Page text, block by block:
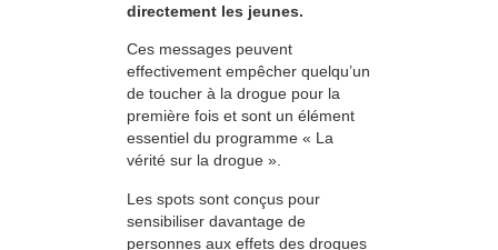
directement les jeunes.
Ces messages peuvent
effectivement empêcher quelqu’un
de toucher à la drogue pour la
première fois et sont un élément
essentiel du programme « La
vérité sur la drogue ».
Les spots sont conçus pour
sensibiliser davantage de
personnes aux effets des drogues